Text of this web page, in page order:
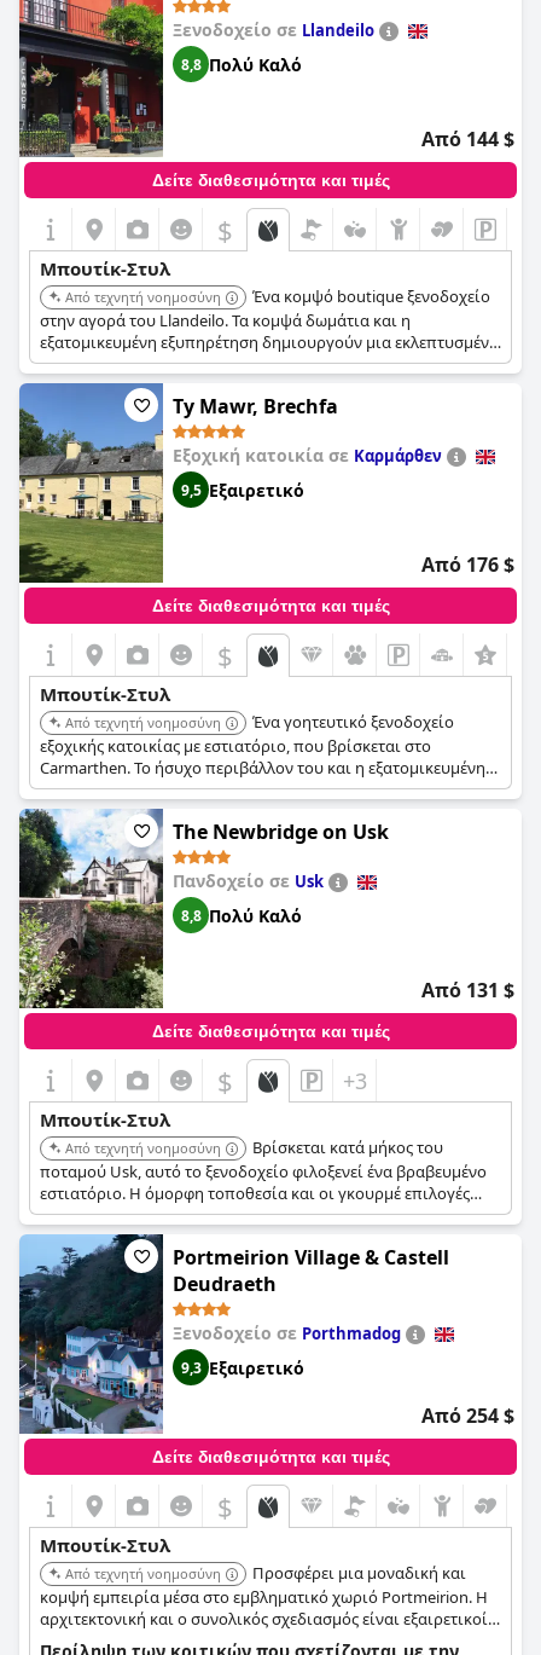
Ξενοδοχείο σε Llandeilo
8,8 Πολύ Καλό
Από 144 $
Δείτε διαθεσιμότητα και τιμές
$
Μπουτίκ-Στυλ
Από τεχνητή νοημοσύνη
Ένα κομψό boutique ξενοδοχείο
στην αγορά του Llandeilo. Τα κομψά δωμάτια και η
εξατομικευμένη εξυπηρέτηση δημιουργούν μια εκλεπτυσμένη
και άνετη εμπειρία.
Ty Mawr, Brechfa
Εξοχική κατοικία σε Καρμάρθεν
9,5 Εξαιρετικό
Από 176 $
Δείτε διαθεσιμότητα και τιμές
$
Μπουτίκ-Στυλ
Από τεχνητή νοημοσύνη
Ένα γοητευτικό ξενοδοχείο
εξοχικής κατοικίας με εστιατόριο, που βρίσκεται στο
Carmarthen. Το ήσυχο περιβάλλον του και η εξατομικευμένη
εξυπηρέτηση προσφέρουν ένα χαλαρωτικό και μοναδικό
καταφύγιο.
The Newbridge on Usk
Πανδοχείο σε Usk
8,8 Πολύ Καλό
Από 131 $
Δείτε διαθεσιμότητα και τιμές
$ +3
Μπουτίκ-Στυλ
Από τεχνητή νοημοσύνη
Βρίσκεται κατά μήκος του
ποταμού Usk, αυτό το ξενοδοχείο φιλοξενεί ένα βραβευμένο
εστιατόριο. Η όμορφη τοποθεσία και οι γκουρμέ επιλογές
φαγητού δημιουργούν μια αξέχαστη γαστρονομική εμπειρία.
Portmeirion Village & Castell
Deudraeth
Ξενοδοχείο σε Porthmadog
9,3 Εξαιρετικό
Από 254 $
Δείτε διαθεσιμότητα και τιμές
$
Μπουτίκ-Στυλ
Από τεχνητή νοημοσύνη
Προσφέρει μια μοναδική και
κομψή εμπειρία μέσα στο εμβληματικό χωριό Portmeirion. Η
αρχιτεκτονική και ο συνολικός σχεδιασμός είναι εξαιρετικοί,
προσφέροντας μια αξέχαστη και εξατομικευμένη διαμονή. Οι